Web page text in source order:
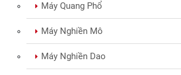
Máy Quang Phổ
Máy Nghiền Mô
Máy Nghiền Dao